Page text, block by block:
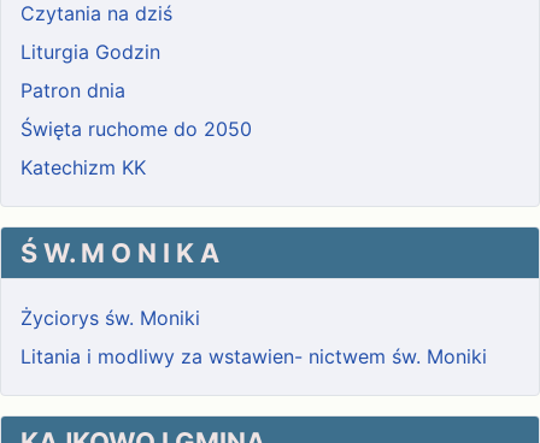
Czytania na dziś
Liturgia Godzin
Patron dnia
Święta ruchome do 2050
Katechizm KK
Ś W. M O N I K A
Życiorys św. Moniki
Litania i modliwy za wstawien- nictwem św. Moniki